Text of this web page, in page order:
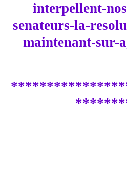
interpellent-
senateurs-la-
maintenant-sur-